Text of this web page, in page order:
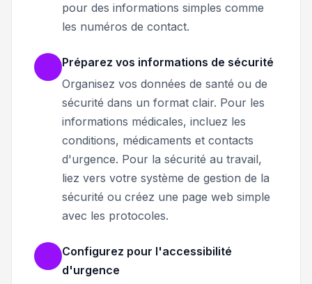
pour des informations simples comme
les numéros de contact.
Préparez vos informations de sécurité
Organisez vos données de santé ou de
sécurité dans un format clair. Pour les
informations médicales, incluez les
conditions, médicaments et contacts
d'urgence. Pour la sécurité au travail,
liez vers votre système de gestion de la
sécurité ou créez une page web simple
avec les protocoles.
Configurez pour l'accessibilité
d'urgence